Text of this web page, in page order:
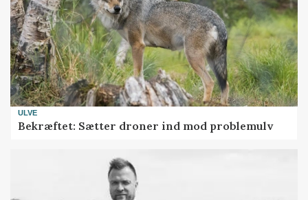
ULVE
Bekræftet: Sætter droner ind mod problemulv